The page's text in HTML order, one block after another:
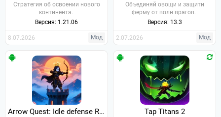
Стратегия об освоении нового
континента.
Версия: 1.21.06
8.07.2026 Мод
Объединяй овощи и защити
ферму от волн врагов.
Версия: 13.3
2.07.2026 Мод
Arrow Quest: Idle defense RPG Tap Titans 2